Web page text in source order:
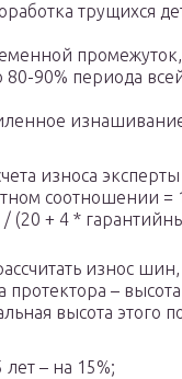
трущихся
80-90% периода
износа
соотношении =
/ (20 + 4 *
износ
протектора –
высота этого
лет – на 15%;